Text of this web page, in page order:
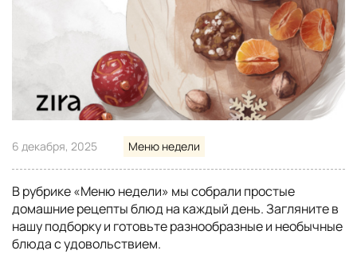
6 декабря, 2025 Меню недели
В рубрике «Меню недели» мы собрали простые
домашние рецепты блюд на каждый день. Загляните в
нашу подборку и готовьте разнообразные и необычные
блюда с удовольствием.